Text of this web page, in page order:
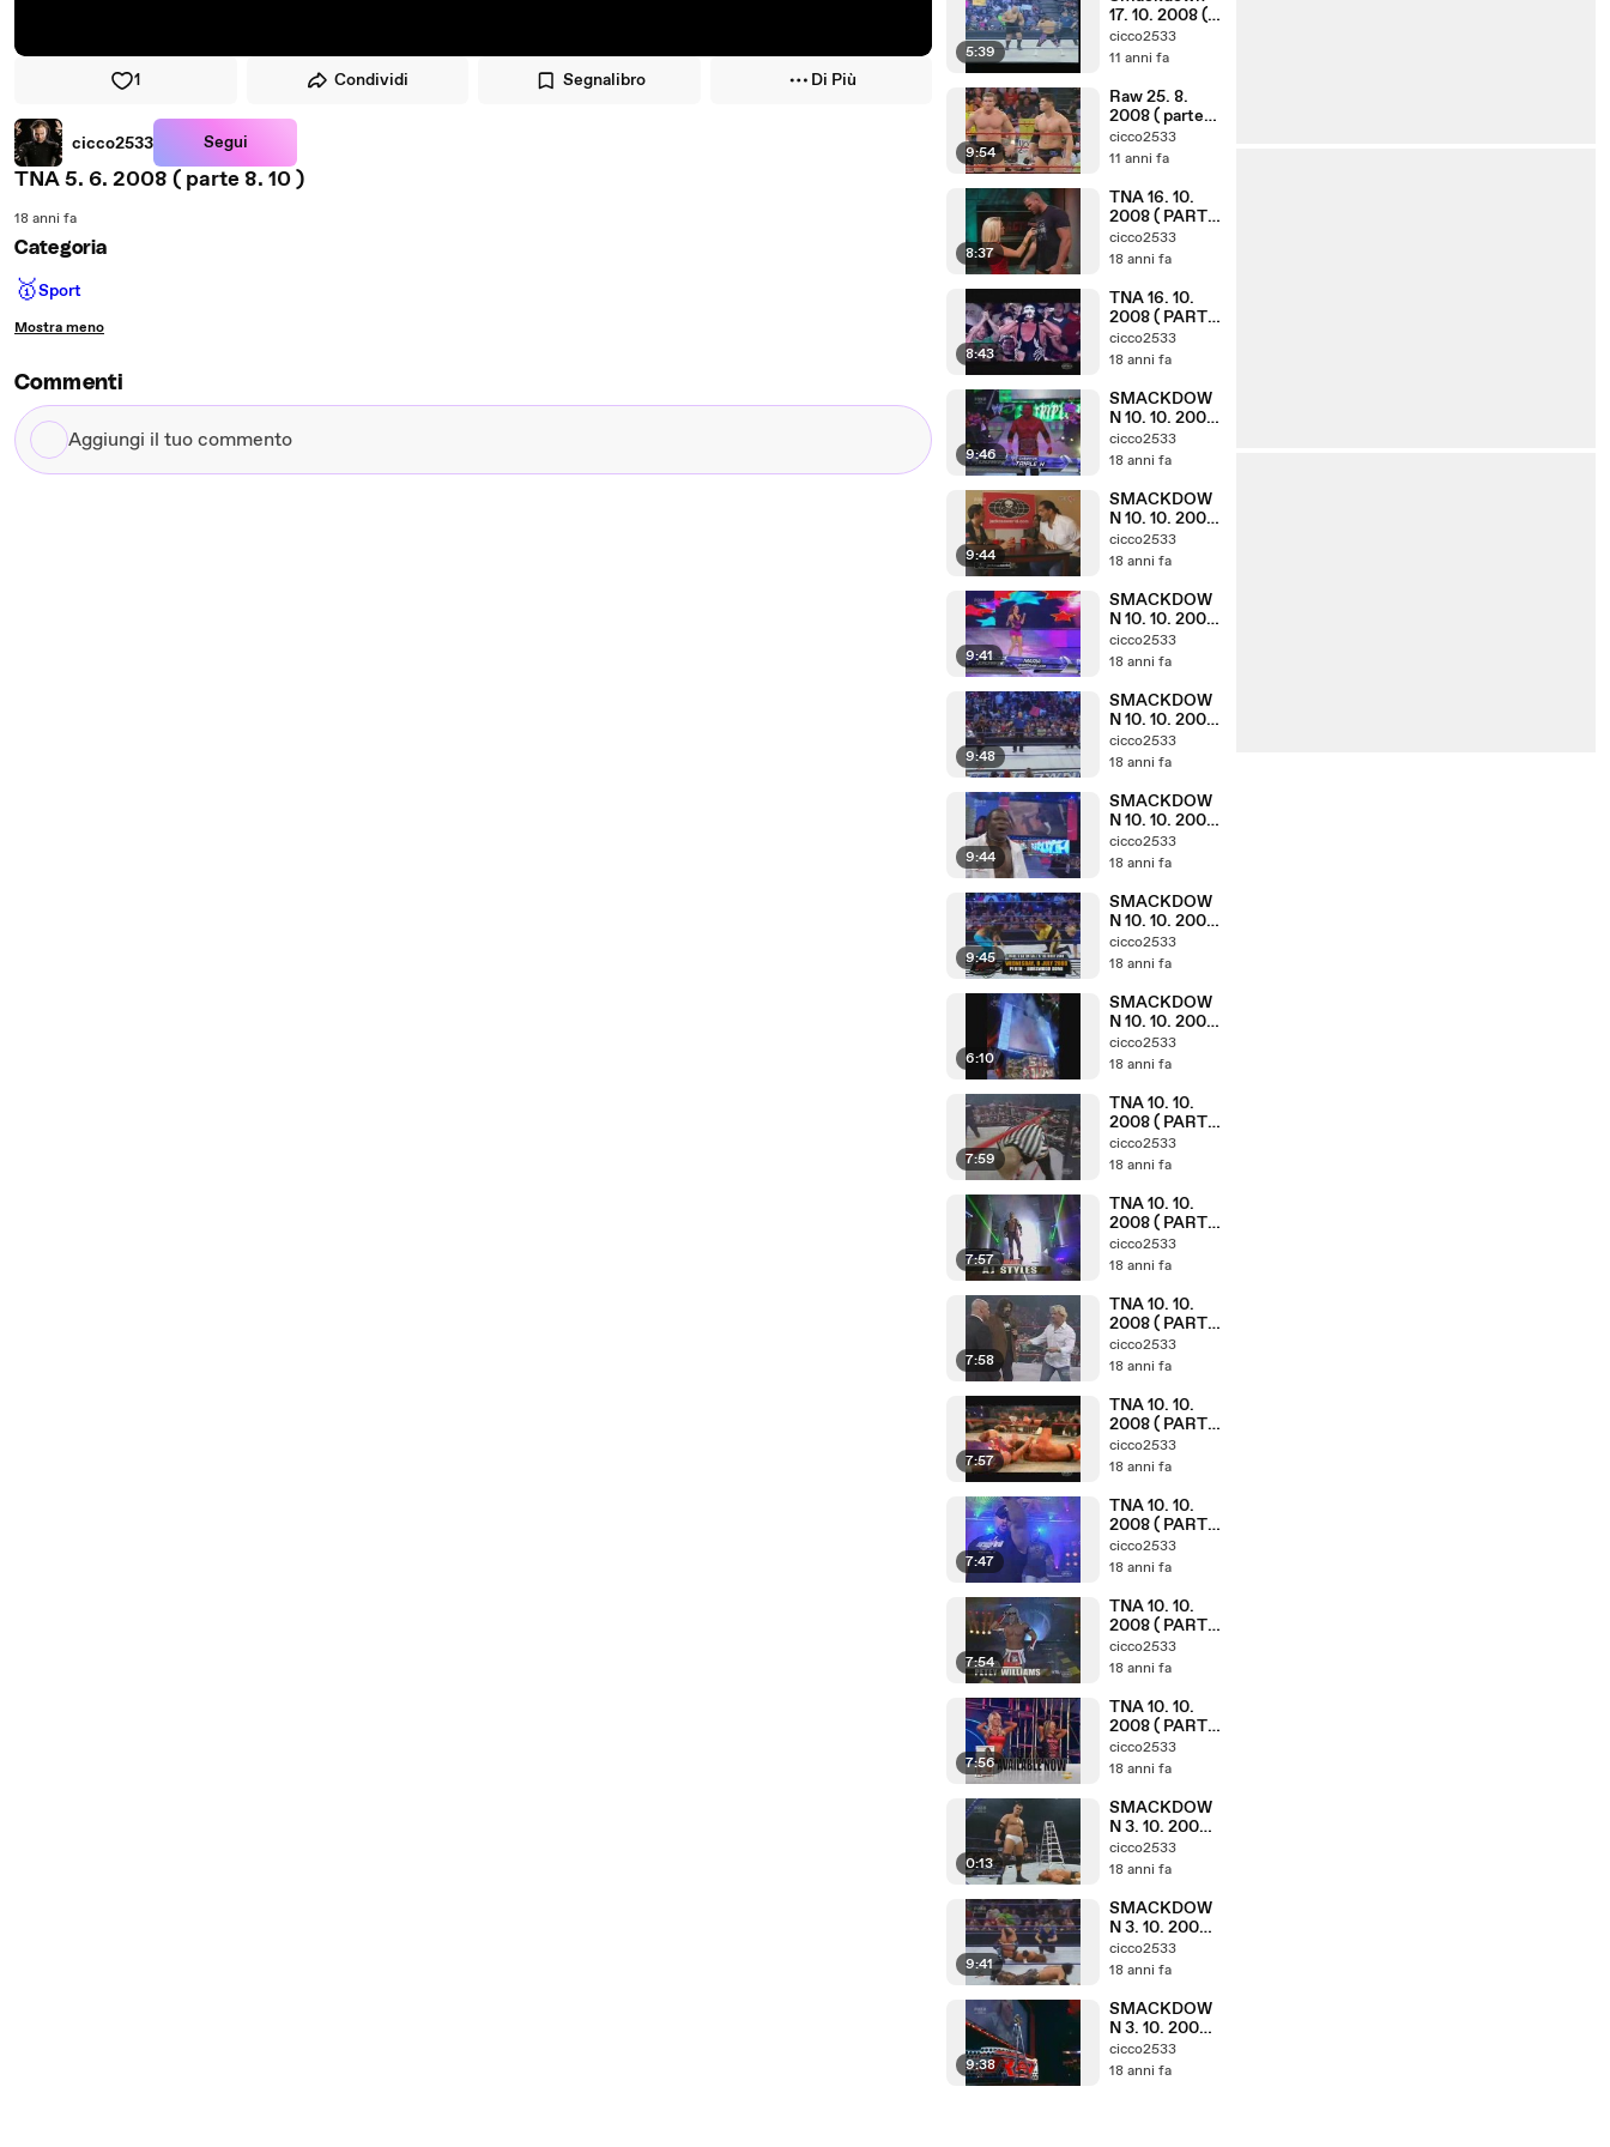
1 Condividi Segnalibro Di Più
cicco2533 Segui
TNA 5. 6. 2008 ( parte 8. 10 )
18 anni fa
Categoria
🥇Sport
Mostra meno
Commenti
Aggiungi
il
5:39
17. 10. 2008 (
parte 1. 8 )
cicco2533
11 anni fa
9:54
Raw 25. 8.
2008 ( parte
6. 10 )
cicco2533
11 anni fa
8:37
TNA 16. 10.
2008 ( PARTE
7. 10 )
cicco2533
18 anni fa
8:43
TNA 16. 10.
2008 ( PARTE
2. 10 )
cicco2533
18 anni fa
9:46
SMACKDOW
N 10. 10. 2008
cicco2533
18 anni fa
9:44
SMACKDOW
N 10. 10. 2008
cicco2533
18 anni fa
9:41
SMACKDOW
N 10. 10. 2008
cicco2533
18 anni fa
9:48
SMACKDOW
N 10. 10. 2008
cicco2533
18 anni fa
9:44
SMACKDOW
N 10. 10. 2008
cicco2533
18 anni fa
9:45
SMACKDOW
N 10. 10. 2008
cicco2533
18 anni fa
6:10
SMACKDOW
N 10. 10. 2008
cicco2533
18 anni fa
7:59
TNA 10. 10.
2008 ( PARTE
10. 11 )
cicco2533
18 anni fa
7:57
TNA 10. 10.
2008 ( PARTE
9. 11 )
cicco2533
18 anni fa
7:58
TNA 10. 10.
2008 ( PARTE
7. 11 )
cicco2533
18 anni fa
7:57
TNA 10. 10.
2008 ( PARTE
6. 11 )
cicco2533
18 anni fa
7:47
TNA 10. 10.
2008 ( PARTE
5. 11 )
cicco2533
18 anni fa
7:54
TNA 10. 10.
2008 ( PARTE
3. 11 )
cicco2533
18 anni fa
7:56
TNA 10. 10.
2008 ( PARTE
2. 11 )
cicco2533
18 anni fa
0:13
SMACKDOW
N 3. 10. 2008 (
cicco2533
18 anni fa
9:41
SMACKDOW
N 3. 10. 2008 (
cicco2533
18 anni fa
9:38
SMACKDOW
N 3. 10. 2008 (
cicco2533
18 anni fa